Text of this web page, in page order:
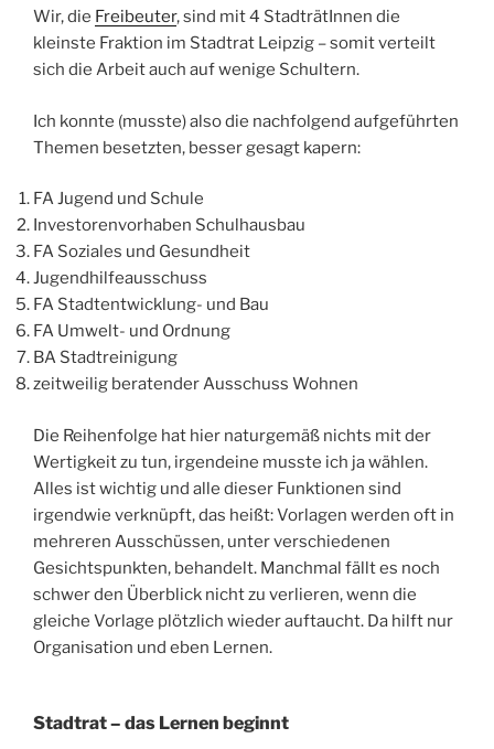
Wir, die Freibeuter, sind mit 4 StadträtInnen die
kleinste Fraktion im Stadtrat Leipzig – somit verteilt
sich die Arbeit auch auf wenige Schultern.
Ich konnte (musste) also die nachfolgend aufgeführten
Themen besetzten, besser gesagt kapern:
FA Jugend und Schule
Investorenvorhaben Schulhausbau
FA Soziales und Gesundheit
Jugendhilfeausschuss
FA Stadtentwicklung- und Bau
FA Umwelt- und Ordnung
BA Stadtreinigung
zeitweilig beratender Ausschuss Wohnen
Die Reihenfolge hat hier naturgemäß nichts mit der
Wertigkeit zu tun, irgendeine musste ich ja wählen.
Alles ist wichtig und alle dieser Funktionen sind
irgendwie verknüpft, das heißt: Vorlagen werden oft in
mehreren Ausschüssen, unter verschiedenen
Gesichtspunkten, behandelt. Manchmal fällt es noch
schwer den Überblick nicht zu verlieren, wenn die
gleiche Vorlage plötzlich wieder auftaucht. Da hilft nur
Organisation und eben Lernen.
Stadtrat – das Lernen beginnt